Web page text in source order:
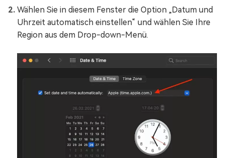
Wählen Sie in diesem Fenster die Option „Datum und
Uhrzeit automatisch einstellen“ und wählen Sie Ihre
Region aus dem Drop-down-Menü.